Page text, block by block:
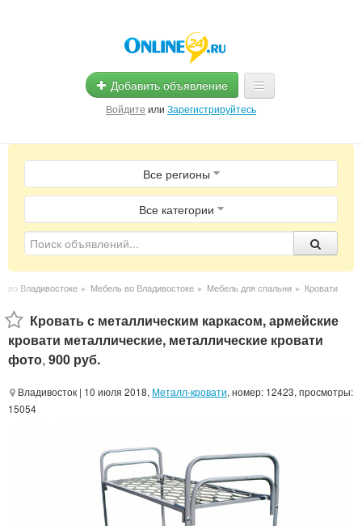
Добавить объявление
Войдите или Зарегистрируйтесь
Главная
Помощь
Услуги
Магазины
Все регионы
Все категории
во Владивостоке ▸ Мебель во Владивостоке ▸ Мебель для спальни ▸ Кровати
Кровать с металлическим каркасом, армейские
кровати металлические, металлические кровати
фото, 900 руб.
Владивосток | 10 июля 2018, Металл-кровати, номер: 12423, просмотры:
15054